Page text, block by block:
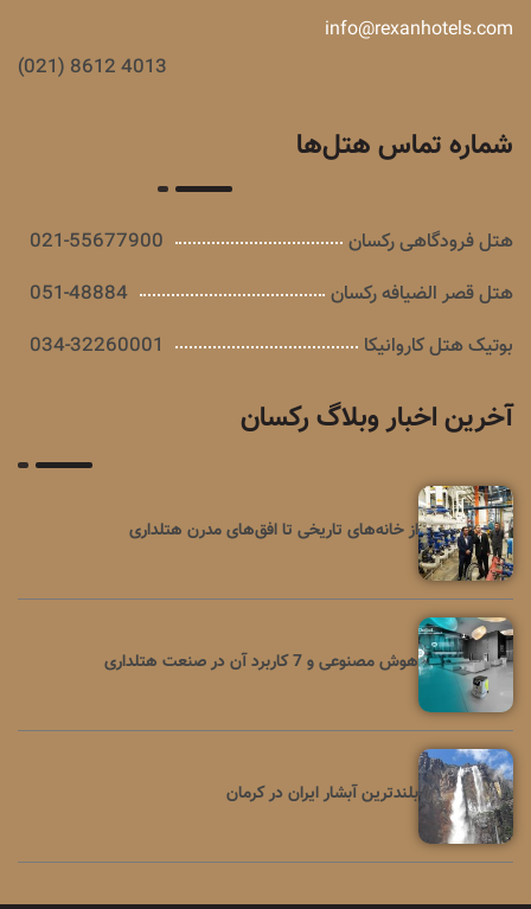
info@rexanhotels.com
(021) 8612 4013
شماره تماس هتل‌ها
هتل فرودگاهی رکسان
021-55677900
هتل قصر الضیافه رکسان
051-48884
بوتیک هتل کاروانیکا
034-32260001
آخرین اخبار وبلاگ رکسان
از خانه‌های تاریخی تا افق‌های مدرن هتلداری
هوش مصنوعی و 7 کاربرد آن در صنعت هتلداری
بلندترین آبشار ایران در کرمان